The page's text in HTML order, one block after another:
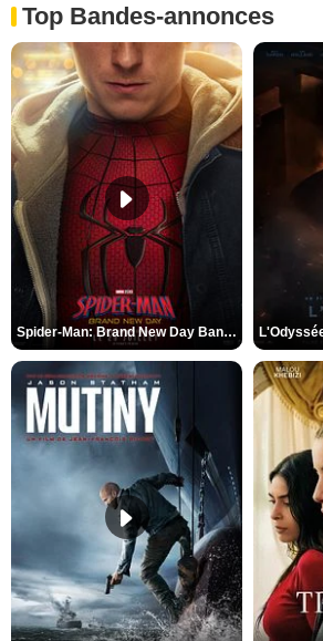
Top Bandes-annonces
Spider-Man: Brand New Day Bande-annonce VO STFR